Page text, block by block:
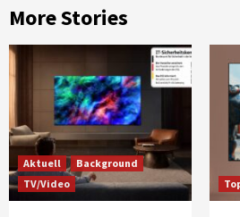
More Stories
Aktuell
Background
TV/Video